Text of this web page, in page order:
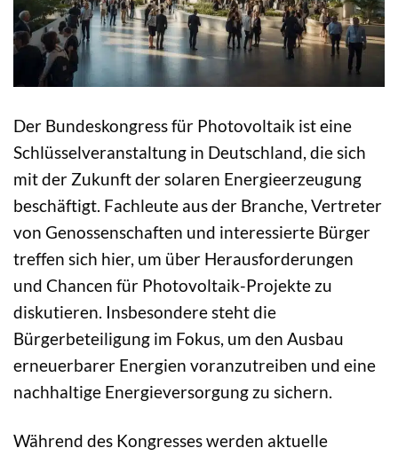
Der Bundeskongress für Photovoltaik ist eine
Schlüsselveranstaltung in Deutschland, die sich
mit der Zukunft der solaren Energieerzeugung
beschäftigt. Fachleute aus der Branche, Vertreter
von Genossenschaften und interessierte Bürger
treffen sich hier, um über Herausforderungen
und Chancen für Photovoltaik-Projekte zu
diskutieren. Insbesondere steht die
Bürgerbeteiligung im Fokus, um den Ausbau
erneuerbarer Energien voranzutreiben und eine
nachhaltige Energieversorgung zu sichern.
Während des Kongresses werden aktuelle